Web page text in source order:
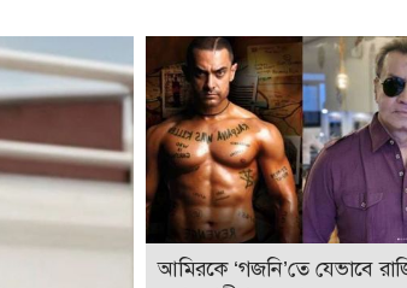
আমিরকে ‘গজনি’তে যেভাবে